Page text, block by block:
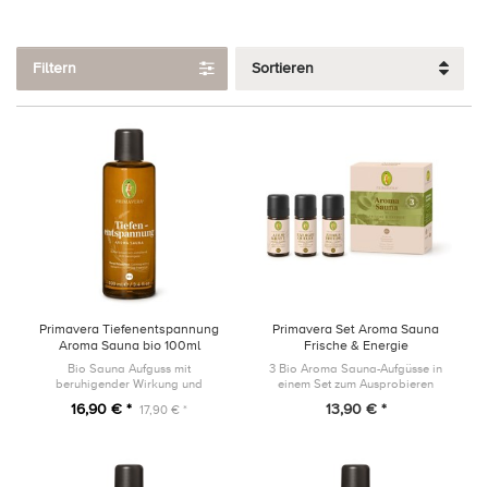
Filtern Sortieren
Primavera Tiefenentspannung
Aroma Sauna bio 100ml
Bio Sauna Aufguss mit
beruhigender Wirkung und
16,90 € * 17,90 € *
Primavera Set Aroma Sauna
Frische & Energie
3 Bio Aroma Sauna-Aufgüsse in
einem Set zum Ausprobieren
13,90 € *